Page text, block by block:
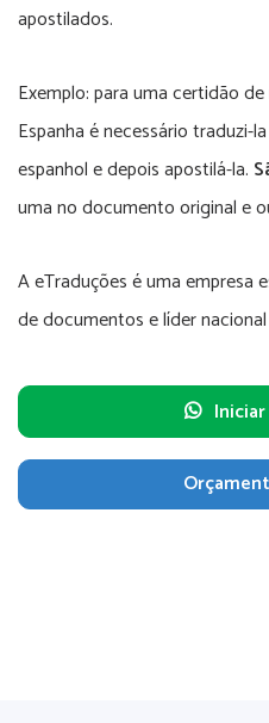
apostilados.
Exemplo: para uma certidão
Espanha é necessário
espanhol e depois apostilá-la.
uma no documento original e
A eTraduções é uma empresa
de documentos e líder